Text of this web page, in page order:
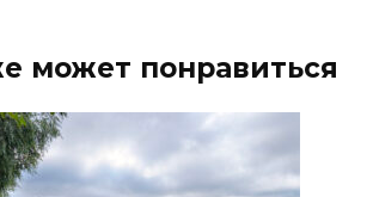
может понравиться